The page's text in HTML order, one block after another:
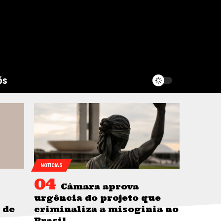
de
NOTICIAS
Câmara aprova
urgência do projeto que
criminaliza a misoginia no